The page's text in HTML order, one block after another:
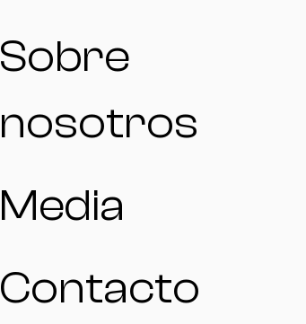
Sobre
nosotros
Media
Contacto